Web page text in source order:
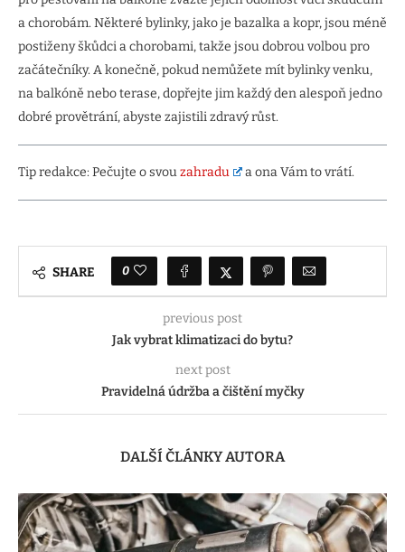
a chorobám. Některé bylinky, jako je bazalka a kopr, jsou méně
postiženy škůdci a chorobami, takže jsou dobrou volbou pro
začátečníky. A konečně, pokud nemůžete mít bylinky venku,
na balkóně nebo terase, dopřejte jim každý den alespoň jedno
dobré provětrání, abyste zajistili zdravý růst.
Tip redakce: Pečujte o svouzahradu a ona Vám to vrátí.
SHARE 0
previous post
Jak vybrat klimatizaci do bytu?
next post
Pravidelná údržba a čištění myčky
DALŠÍ ČLÁNKY AUTORA